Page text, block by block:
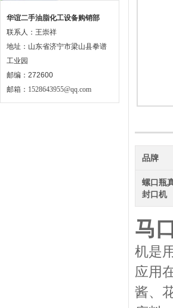
华谊二手油脂化工设备购销部
联系人：王崇祥
地址：山东省济宁市梁山县拳谱
工业园
邮编：272600
邮箱： 1528643955@qq.com
品牌
螺口瓶
封口机
马
机是
应用
酱、